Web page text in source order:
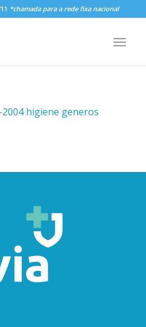
*chamada para a rede fixa nacional
2004 higiene generos